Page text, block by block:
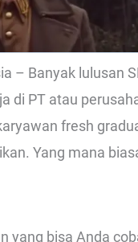
– Banyak lulusan
di PT atau
fresh
Yang mana
yang bisa Anda